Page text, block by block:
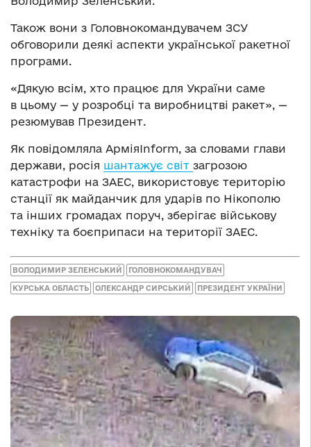
Також вони з Головнокомандувачем ЗСУ
обговорили деякі аспекти української ракетної
програми.
«Дякую всім, хто працює для України саме
в цьому — у розробці та виробництві ракет», —
резюмував Президент.
Як повідомляла АрміяInform, за словами глави
держави, росія шантажує світ загрозою
катастрофи на ЗАЕС, використовує територію
станції як майданчик для ударів по Нікополю
та інших громадах поруч, зберігає військову
техніку та боєприпаси на території ЗАЕС.
ВОЛОДИМИР ЗЕЛЕНСЬКИЙ ГОЛОВНОКОМАНДУВАЧ
КУРСЬКА ОБЛАСТЬ ОЛЕКСАНДР СИРСЬКИЙ ПРЕЗИДЕНТ УКРАЇНИ